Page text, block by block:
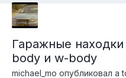
Гаражные
body и w-body
michael_mo опубликовал a